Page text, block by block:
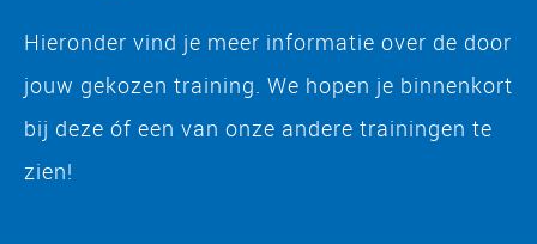
Hieronder vind je meer informatie over de door
jouw gekozen training. We hopen je binnenkort
bij deze óf een van onze andere trainingen te
zien!